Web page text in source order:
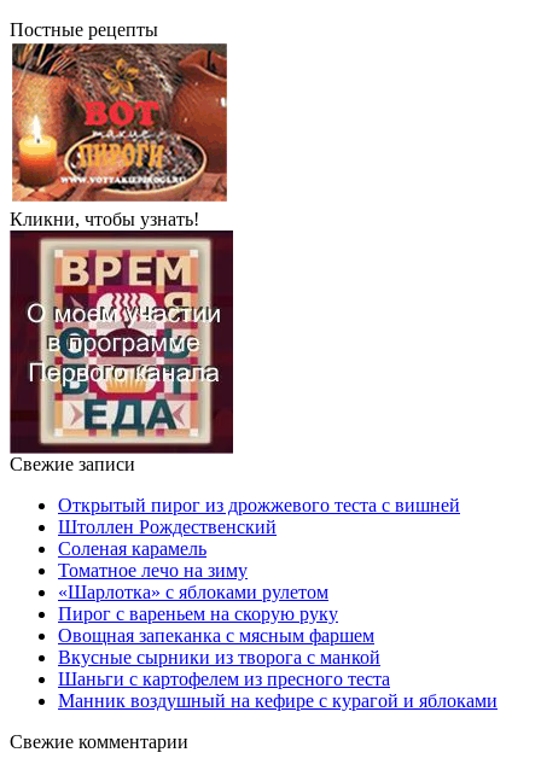
Постные рецепты
Кликни, чтобы узнать!
Свежие записи
Открытый пирог из дрожжевого теста с вишней
Штоллен Рождественский
Соленая карамель
Томатное лечо на зиму
«Шарлотка» с яблоками рулетом
Пирог с вареньем на скорую руку
Овощная запеканка с мясным фаршем
Вкусные сырники из творога с манкой
Шаньги с картофелем из пресного теста
Манник воздушный на кефире с курагой и яблоками
Свежие комментарии